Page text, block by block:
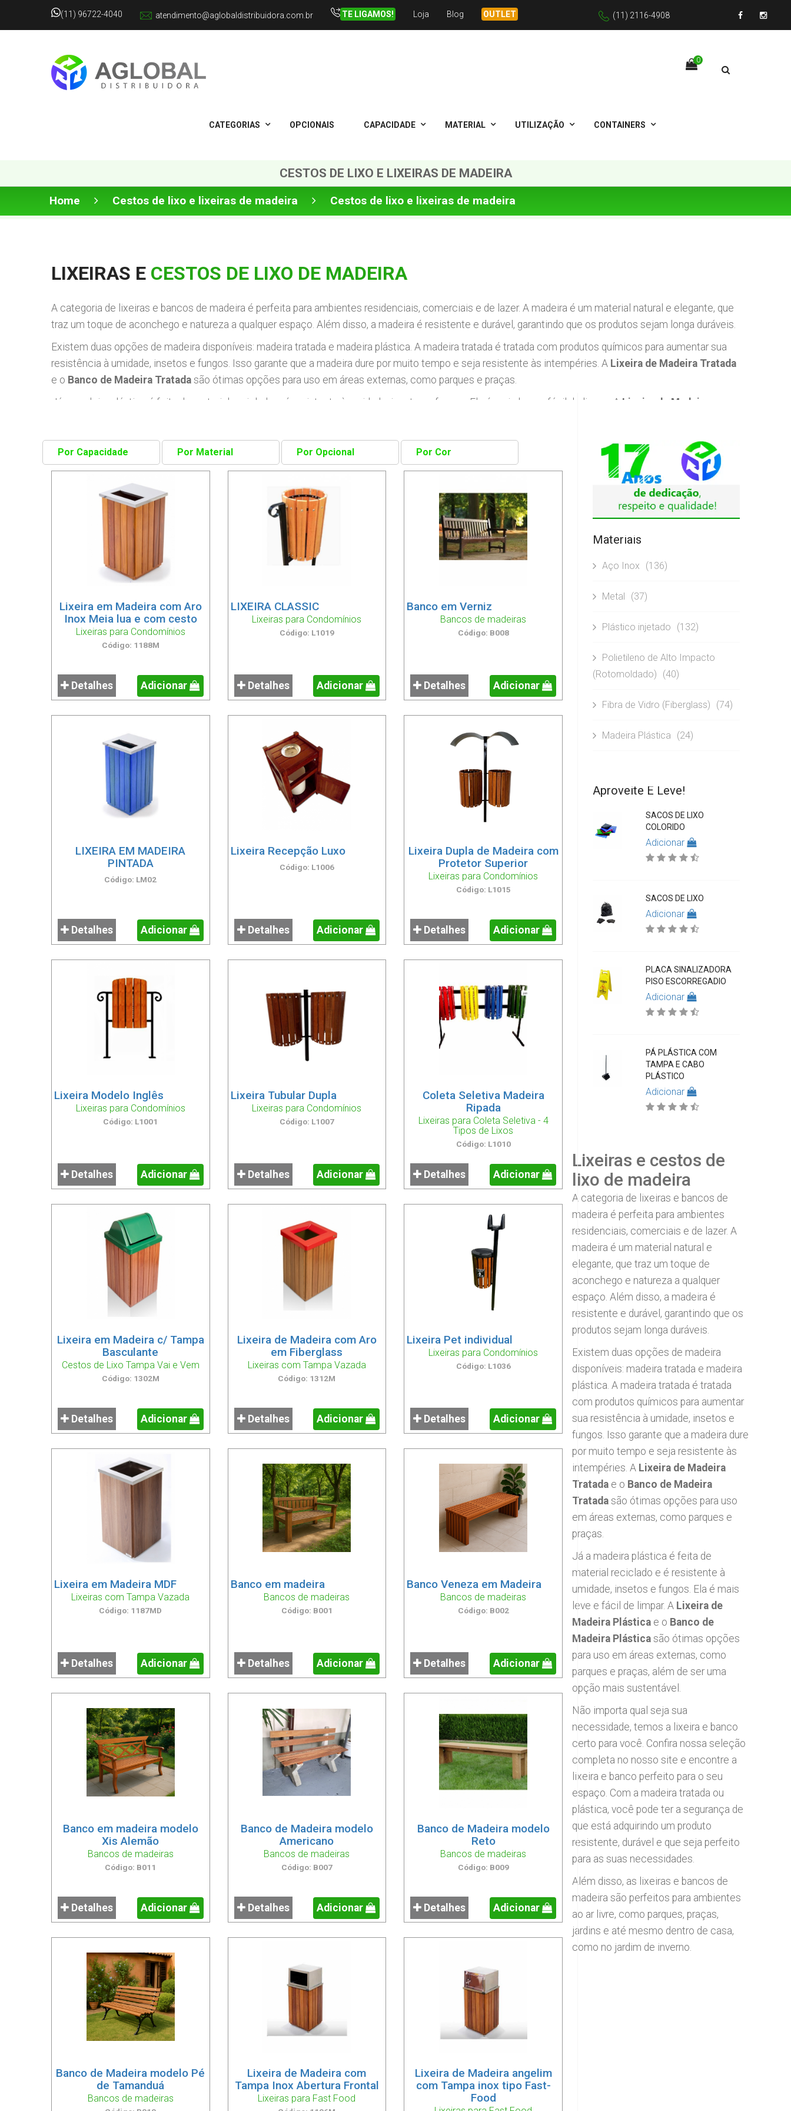
(11) 96722-4040 atendimento@aglobaldistribuidora.com.br TE LIGAMOS! Loja Blog OUTLET (11) 2116-4908
Facebook
0
CATEGORIAS OPCIONAIS CAPACIDADE MATERIAL UTILIZAÇÃO CONTAINERS
CESTOS DE LIXO E LIXEIRAS DE MADEIRA
Home Cestos de lixo e lixeiras de madeira Cestos de lixo e lixeiras de madeira
LIXEIRAS E CESTOS DE LIXO DE MADEIRA
A categoria de lixeiras e bancos de madeira é perfeita para ambientes residenciais, comerciais e de lazer. A madeira é um material natural e elegante, que
traz um toque de aconchego e natureza a qualquer espaço. Além disso, a madeira é resistente e durável, garantindo que os produtos sejam longa duráveis.
Existem duas opções de madeira disponíveis: madeira tratada e madeira plástica. A madeira tratada é tratada com produtos químicos para aumentar sua
resistência à umidade, insetos e fungos. Isso garante que a madeira dure por muito tempo e seja resistente às intempéries. A Lixeira de Madeira Tratada
e o Banco de Madeira Tratada são ótimas opções para uso em áreas externas, como parques e praças.
Já a madeira plástica é feita de material reciclado e é resistente à umidade, insetos e fungos. Ela é mais leve e fácil de limpar. A Lixeira de Madeira
Não importa qual seja sua necessidade, temos a lixeira e banco certo para você. Confira nossa seleção completa no nosso site e encontre a lixeira e
banco perfeito para o seu espaço. Com a madeira tratada ou plástica, você pode ter a segurança de que está adquirindo um produto resistente, durável e
que seja perfeito para as suas necessidades.
Além disso, as lixeiras e bancos de madeira são perfeitos para ambientes ao ar livre, como parques, praças, jardins e até mesmo dentro de casa, como no
jardim de inverno.
Lixeira em Madeira com Aro
Inox Meia lua e com cesto
Lixeiras para Condomínios
Código: 1188M
Detalhes Adicionar
LIXEIRA CLASSIC
Lixeiras para Condomínios
Código: L1019
Detalhes Adicionar
Banco em Verniz
Bancos de madeiras
Código: B008
Detalhes Adicionar
LIXEIRA EM MADEIRA
PINTADA
Código: LM02
Detalhes Adicionar
Lixeira Recepção Luxo
Código: L1006
Detalhes Adicionar
Lixeira Dupla de Madeira com
Protetor Superior
Lixeiras para Condomínios
Código: L1015
Detalhes Adicionar
Lixeira Modelo Inglês
Lixeiras para Condomínios
Código: L1001
Detalhes Adicionar
Lixeira Tubular Dupla
Lixeiras para Condomínios
Código: L1007
Detalhes Adicionar
Coleta Seletiva Madeira
Ripada
Lixeiras para Coleta Seletiva - 4
Tipos de Lixos
Código: L1010
Detalhes Adicionar
Lixeira em Madeira c/ Tampa
Basculante
Cestos de Lixo Tampa Vai e Vem
Código: 1302M
Detalhes Adicionar
Lixeira de Madeira com Aro
em Fiberglass
Lixeiras com Tampa Vazada
Código: 1312M
Detalhes Adicionar
Lixeira Pet individual
Lixeiras para Condomínios
Código: L1036
Detalhes Adicionar
Lixeira em Madeira MDF
Lixeiras com Tampa Vazada
Código: 1187MD
Detalhes Adicionar
Banco em madeira
Bancos de madeiras
Código: B001
Detalhes Adicionar
Banco Veneza em Madeira
Bancos de madeiras
Código: B002
Detalhes Adicionar
Banco em madeira modelo
Xis Alemão
Bancos de madeiras
Código: B011
Detalhes Adicionar
Banco de Madeira modelo
Americano
Bancos de madeiras
Código: B007
Detalhes Adicionar
Banco de Madeira modelo
Reto
Bancos de madeiras
Código: B009
Detalhes Adicionar
Banco de Madeira modelo Pé
de Tamanduá
Bancos de madeiras
Lixeira de Madeira com
Tampa Inox Abertura Frontal
Lixeiras para Fast Food
Lixeira de Madeira angelim
com Tampa inox tipo Fast-
Food
Materiais
Aço Inox (136)
Metal (37)
Plástico injetado (132)
Polietileno de Alto Impacto
(Rotomoldado)
(40)
Fibra de Vidro (Fiberglass) (74)
Madeira Plástica (24)
Aproveite E Leve!
SACOS DE LIXO
COLORIDO
Adicionar
SACOS DE LIXO
Adicionar
PLACA SINALIZADORA
PISO ESCORREGADIO
Adicionar
PÁ PLÁSTICA COM
TAMPA E CABO
PLÁSTICO
Adicionar
Lixeiras e cestos de
lixo de madeira
A categoria de lixeiras e bancos de
madeira é perfeita para ambientes
residenciais, comerciais e de lazer. A
madeira é um material natural e
elegante, que traz um toque de
aconchego e natureza a qualquer
espaço. Além disso, a madeira é
resistente e durável, garantindo que os
produtos sejam longa duráveis.
Existem duas opções de madeira
disponíveis: madeira tratada e madeira
plástica. A madeira tratada é tratada
com produtos químicos para aumentar
sua resistência à umidade, insetos e
fungos. Isso garante que a madeira dure
por muito tempo e seja resistente às
intempéries. A Lixeira de Madeira
Tratada e o Banco de Madeira
Tratada são ótimas opções para uso
em áreas externas, como parques e
praças.
Já a madeira plástica é feita de
material reciclado e é resistente à
umidade, insetos e fungos. Ela é mais
leve e fácil de limpar. A Lixeira de
Madeira Plástica e o Banco de
Madeira Plástica são ótimas opções
para uso em áreas externas, como
parques e praças, além de ser uma
opção mais sustentável.
Não importa qual seja sua
necessidade, temos a lixeira e banco
certo para você. Confira nossa seleção
completa no nosso site e encontre a
lixeira e banco perfeito para o seu
espaço. Com a madeira tratada ou
plástica, você pode ter a segurança de
que está adquirindo um produto
resistente, durável e que seja perfeito
para as suas necessidades.
Além disso, as lixeiras e bancos de
madeira são perfeitos para ambientes
ao ar livre, como parques, praças,
jardins e até mesmo dentro de casa,
como no jardim de inverno.